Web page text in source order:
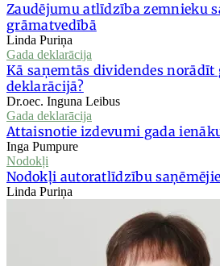
Zaudējumu atlīdzība zemnieku
grāmatvedībā
Linda Puriņa
Gada deklarācija
Kā saņemtās dividendes norādīt
deklarācijā?
Dr.oec. Inguna Leibus
Gada deklarācija
Attaisnotie izdevumi gada
Inga Pumpure
Nodokļi
Nodokļi autoratlīdzību
Linda Puriņa